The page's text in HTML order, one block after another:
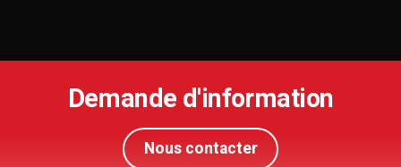
Demande d'information
Nous contacter